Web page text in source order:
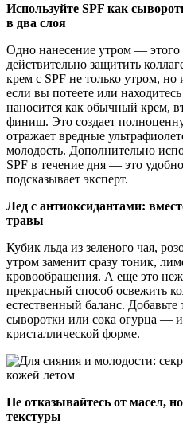
Используйте SPF как
в два слоя
Одно нанесение утром — этого
действительно защитить
крем с SPF не только утром,
если вы потеете или
наносится как обычный крем,
финиш. Это создает
отражает вредные
молодость. Дополнительно
SPF в течение дня — это
подсказывает эксперт.
Лед с антиоксидантами:
травы
Кубик льда из зеленого чая,
утром заменит сразу тоник,
кровообращения. А еще это
прекрасный способ освежить
естественный баланс.
сыворотки или сока огурца — и
кристаллической форме.
Не отказывайтесь от масел,
текстуры